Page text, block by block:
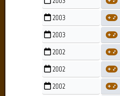
2003
2003
2002
2002
2002